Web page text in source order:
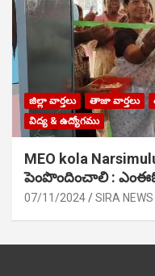
జిల్లా వార్తలు తాజా వార్తలు
విద్య & ఉద్యోగము
MEO kola
పెంపొందించాలి :
07/11/2024 SIRA NEWS